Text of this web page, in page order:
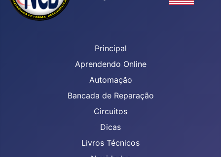
Principal
Aprendendo Online
Automação
Bancada de Reparação
Circuitos
Dicas
Livros Técnicos